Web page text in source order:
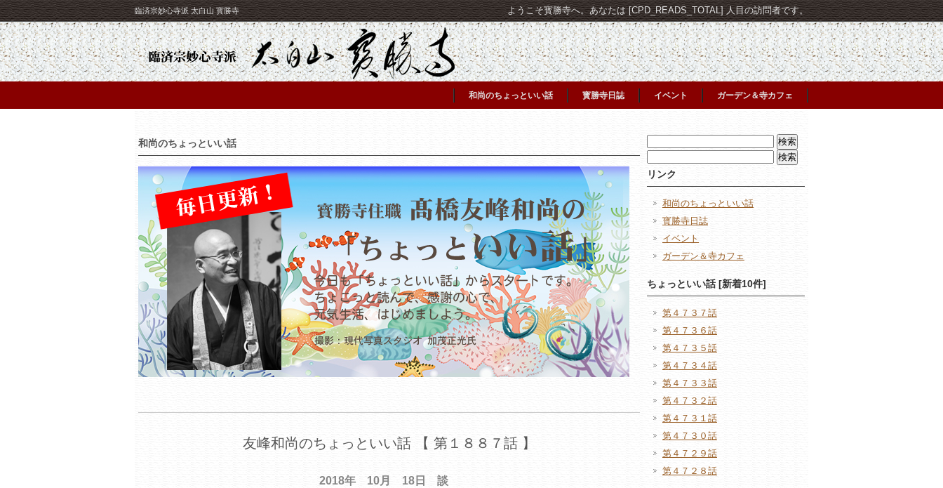
臨済宗妙心寺派 太白山 寳勝寺 ようこそ寳勝寺へ。あなたは [CPD_READS_TOTAL] 人目の訪問者です。
和尚のちょっといい話 寳勝寺日誌 イベント ガーデン＆寺カフェ
和尚のちょっといい話
友峰和尚のちょっといい話 【 第１８８７話 】
2018年 10月 18日 談
索:
索:
リンク
和尚のちょっといい話
寳勝寺日誌
イベント
ガーデン＆寺カフェ
ちょっといい話 [新着10件]
第４７３７話
第４７３６話
第４７３５話
第４７３４話
第４７３３話
第４７３２話
第４７３１話
第４７３０話
第４７２９話
第４７２８話